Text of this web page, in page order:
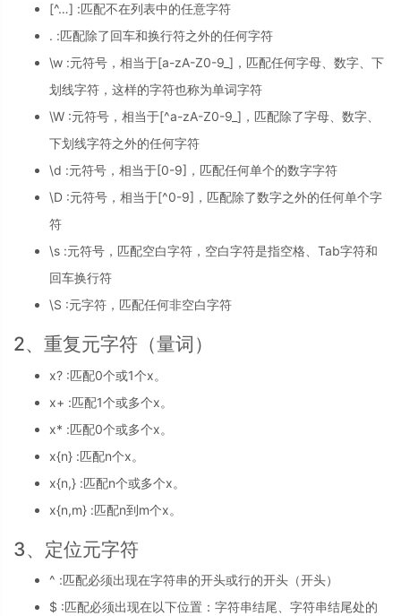
[^…] :匹配不在列表中的任意字符
. :匹配除了回车和换行符之外的任何字符
\w :元符号，相当于[a-zA-Z0-9_]，匹配任何字母、数字、下
划线字符，这样的字符也称为单词字符
\W :元符号，相当于[^a-zA-Z0-9_]，匹配除了字母、数字、
下划线字符之外的任何字符
\d :元符号，相当于[0-9]，匹配任何单个的数字字符
\D :元符号，相当于[^0-9]，匹配除了数字之外的任何单个字
符
\s :元符号，匹配空白字符，空白字符是指空格、Tab字符和
回车换行符
\S :元字符，匹配任何非空白字符
2、重复元字符（量词）
x? :匹配0个或1个x。
x+ :匹配1个或多个x。
x* :匹配0个或多个x。
x{n} :匹配n个x。
x{n,} :匹配n个或多个x。
x{n,m} :匹配n到m个x。
3、定位元字符
^ :匹配必须出现在字符串的开头或行的开头（开头）
$ :匹配必须出现在以下位置：字符串结尾、字符串结尾处的